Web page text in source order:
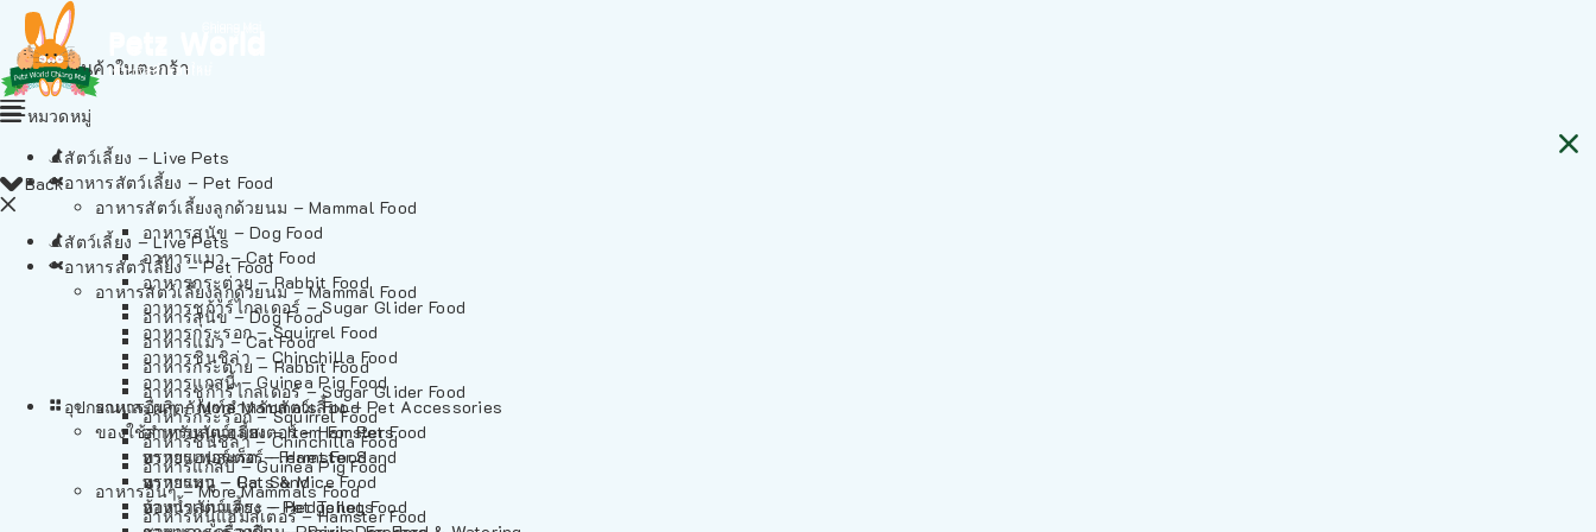
ไม่มีสินค้าในตะกร้า
Back
สัตว์เลี้ยง – Live Pets
อาหารสัตว์เลี้ยง – Pet Food
อาหารสัตว์เลี้ยงลูกด้วยนม – Mammal Food
อาหารสุนัข – Dog Food
อาหารแมว – Cat Food
อาหารกระต่าย – Rabbit Food
อาหารชูก้าร์ไกลเดอร์ – Sugar Glider Food
อาหารกระรอก – Squirrel Food
อาหารชินชิล่า – Chinchilla Food
อาหารแกสบี้ – Guinea Pig Food
อาหารอื่นๆ – More Mammals Food
อาหารหนูแฮมสเตอร์ – Hamster Food
หมวดหมู่
สัตว์เลี้ยง – Live Pets
อาหารสัตว์เลี้ยง – Pet Food
อาหารสัตว์เลี้ยงลูกด้วยนม – Mammal Food
อาหารสุนัข – Dog Food
อาหารแมว – Cat Food
อาหารกระต่าย – Rabbit Food
อาหารชูก้าร์ไกลเดอร์ – Sugar Glider Food
อาหารกระรอก – Squirrel Food
อาหารชินชิล่า – Chinchilla Food
อาหารแกสบี้ – Guinea Pig Food
อาหารอื่นๆ – More Mammals Food
อาหารหนูแฮมสเตอร์ – Hamster Food
อาหารเฟอร์เร็ต – Ferret Food
อาหารหนู – Rats & Mice Food
อาหารเม่นแคระ – Hedgehog Food
อุปกรณและผลิตภัณฑ์สำหรับสัตว์เลี้ยง – Pet Accessories
ของใช้สำหรับสัตว์เลี้ยง – Item For Pets
ทรายแฮมสเตอร์ – Hamster Sand
ทรายแมว – Cat Sand
ห้องน้ำสัตว์เลี้ยง – Pet Toilets